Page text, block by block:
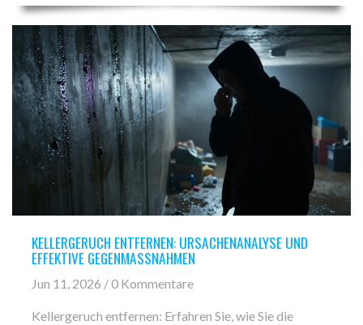
KELLERGERUCH ENTFERNEN: URSACHENANALYSE UND
EFFEKTIVE GEGENMASSNAHMEN
Jun 11, 2026 / 0 Kommentare
Kellergeruch entfernen: Erfahren Sie, wie Sie die